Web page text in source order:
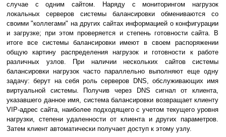
случае с одним сайтом. Наряду с мониторингом нагрузок
локальных серверов системы балансировки обмениваются со
своими "коллегами" на других сайтах информацией о конфигурации
и загрузке; при этом проверяется и степень готовности сайта. В
итоге все системы балансировки имеют в своем распоряжении
общую картину распределения нагрузок и готовности к работе
различных узлов. При наличии нескольких сайтов системы
балансировки нагрузок часто параллельно выполняют еще одну
задачу: берут на себя роль серверов DNS, обслуживающих имя
виртуальной системы. Получив через DNS сигнал от клиента,
указавшего данное имя, система балансировки возвращает клиенту
VIP-адрес сайта, наиболее подходящего с учетом текущего уровня
нагрузки, степени удаленности от клиента и других параметров.
Затем клиент автоматически получает доступ к этому узлу.